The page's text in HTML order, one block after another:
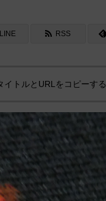
LINE RSS
イトルとURLをコピーする